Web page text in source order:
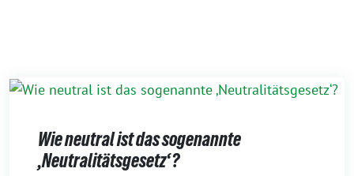
Wie neutral ist das sogenannte
‚Neutralitätsgesetz‘?